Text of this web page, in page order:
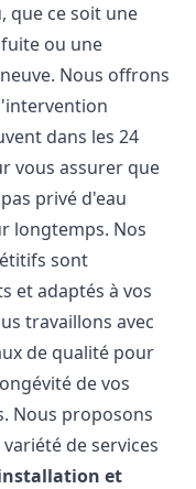
que ce soit une
ou une
Nous offrons
dans les 24
vous assurer que
privé d'eau
longtemps. Nos
sont
et adaptés à vos
travaillons avec
de qualité pour
de vos
Nous proposons
de services
et